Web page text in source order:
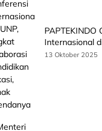
PAPTEKINDO
Internasional
Kolaborasi
13 Oktober 2025